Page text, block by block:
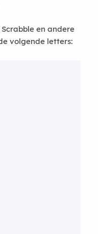
en andere
volgende letters: